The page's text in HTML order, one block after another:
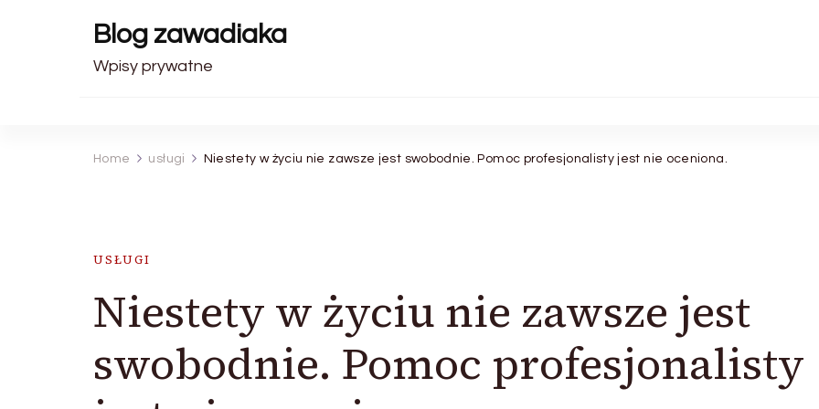
Blog zawadiaka
Wpisy prywatne
Home usługi Niestety w życiu nie zawsze jest swobodnie. Pomoc profesjonalisty jest nie oceniona.
USŁUGI
Niestety w życiu nie zawsze jest
swobodnie. Pomoc profesjonalisty